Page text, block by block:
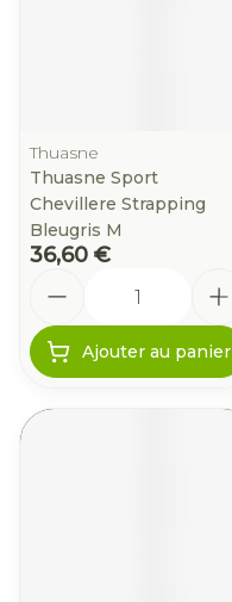
Thuasne
Thuasne Sport
Chevillere Strapping
Bleugris M
36,60 €
Ajouter au panier